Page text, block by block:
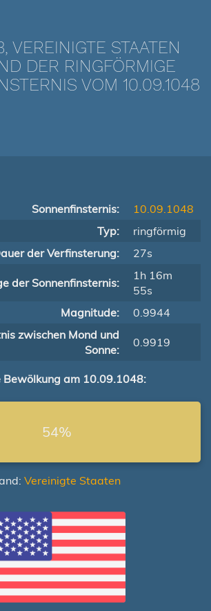
VEREINIGTE STAATEN
DER RINGFÖRMIGE
VOM 10.09.1048
Sonnenfinsternis:
10.09.1048
Typ:
ringförmig
der Verfinsterung:
27s
der Sonnenfinsternis:
1h 16m
55s
Magnitude:
0.9944
zwischen Mond und
Sonne:
0.9919
Bewölkung am 10.09.1048:
54%
Vereinigte Staaten